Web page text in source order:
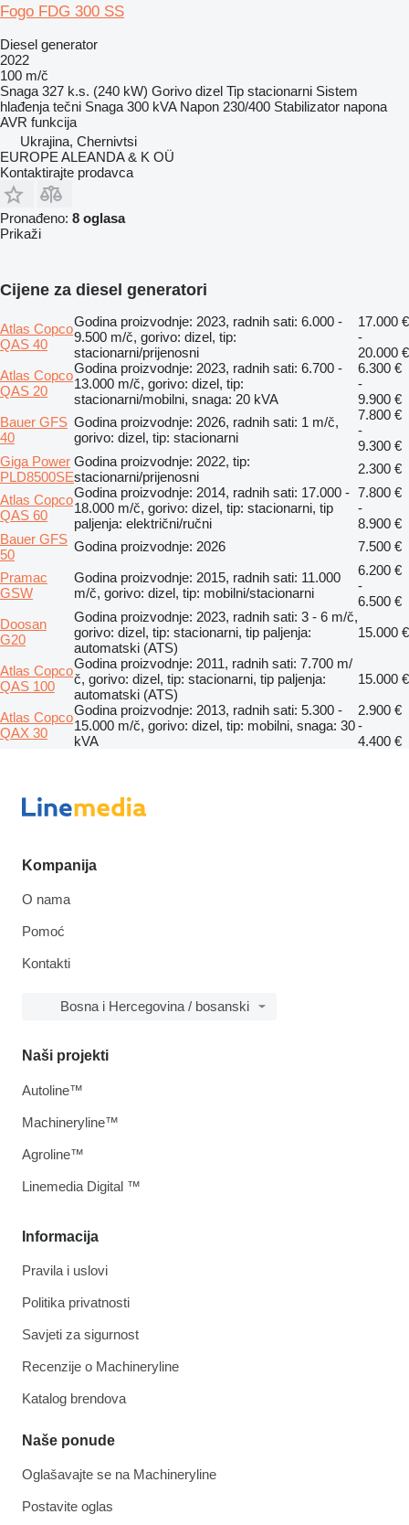
Fogo FDG 300 SS
Diesel generator
2022
100 m/č
Snaga 327 k.s. (240 kW) Gorivo dizel Tip stacionarni Sistem
hlađenja tečni Snaga 300 kVA Napon 230/400 Stabilizator napona
AVR funkcija
Ukrajina, Chernivtsi
EUROPE ALEANDA & K OÜ
Kontaktirajte prodavca
Pronađeno: 8 oglasa
Prikaži
Cijene za diesel generatori
Atlas Copco
QAS 40
Godina proizvodnje: 2023, radnih sati: 6.000 -
9.500 m/č, gorivo: dizel, tip:
stacionarni/prijenosni
17.000 €
-
20.000 €
Atlas Copco
QAS 20
Godina proizvodnje: 2023, radnih sati: 6.700 -
13.000 m/č, gorivo: dizel, tip:
stacionarni/mobilni, snaga: 20 kVA
6.300 €
-
9.900 €
Bauer GFS
40
Godina proizvodnje: 2026, radnih sati: 1 m/č,
gorivo: dizel, tip: stacionarni
7.800 €
-
9.300 €
Giga Power
PLD8500SE
Godina proizvodnje: 2022, tip:
stacionarni/prijenosni
2.300 €
Atlas Copco
QAS 60
Godina proizvodnje: 2014, radnih sati: 17.000 -
18.000 m/č, gorivo: dizel, tip: stacionarni, tip
paljenja: električni/ručni
7.800 €
-
8.900 €
Bauer GFS
50
Godina proizvodnje: 2026
7.500 €
Pramac
GSW
Godina proizvodnje: 2015, radnih sati: 11.000
m/č, gorivo: dizel, tip: mobilni/stacionarni
6.200 €
-
6.500 €
Doosan
G20
Godina proizvodnje: 2023, radnih sati: 3 - 6 m/č,
gorivo: dizel, tip: stacionarni, tip paljenja:
automatski (ATS)
15.000 €
Atlas Copco
QAS 100
Godina proizvodnje: 2011, radnih sati: 7.700 m/
č, gorivo: dizel, tip: stacionarni, tip paljenja:
automatski (ATS)
15.000 €
Atlas Copco
QAX 30
Godina proizvodnje: 2013, radnih sati: 5.300 -
15.000 m/č, gorivo: dizel, tip: mobilni, snaga: 30
kVA
2.900 €
-
4.400 €
Kompanija
O nama
Pomoć
Kontakti
Bosna i Hercegovina / bosanski
Informacija
Pravila i uslovi
Politika privatnosti
Savjeti za sigurnost
Recenzije o Machineryline
Katalog brendova
Naše ponude
Oglašavajte se na Machineryline
Postavite oglas
Naši projekti
Autoline™
Machineryline™
Agroline™
Linemedia Digital ™